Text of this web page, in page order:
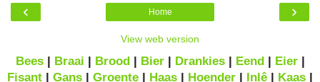
‹ ›
Home
View web version
Bees| Braai | Brood| Bier| Drankies| Eend| Eier|
Fisant | Gans | Groente | Haas | Hoender | Inlê | Kaas |